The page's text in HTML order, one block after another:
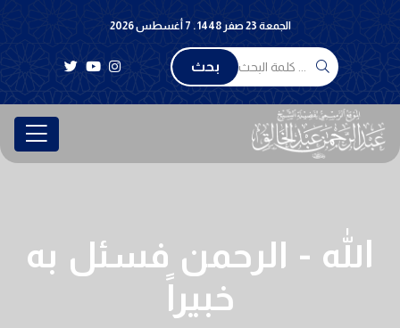
الجمعة 23 صفر 1448 . 7 أغسطس 2026
بحث
الله - الرحمن فسئل به
خبيراً